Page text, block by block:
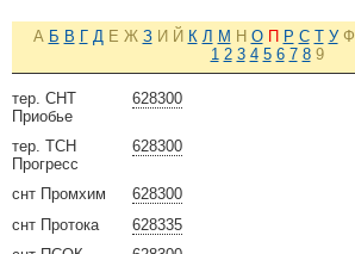
А Б В Г Д Е Ж З И Й К Л М Н О П Р С Т У Ф
1 2 3 4 5 6 7 8 9
628300
тер. СНТ
Приобье
628300
тер. ТСН
Прогресс
628300
снт Промхим
628335
снт Протока